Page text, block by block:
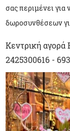
σας περιμένει
δωροσυνθέσεων
Κεντρική αγορά
2425300616 -